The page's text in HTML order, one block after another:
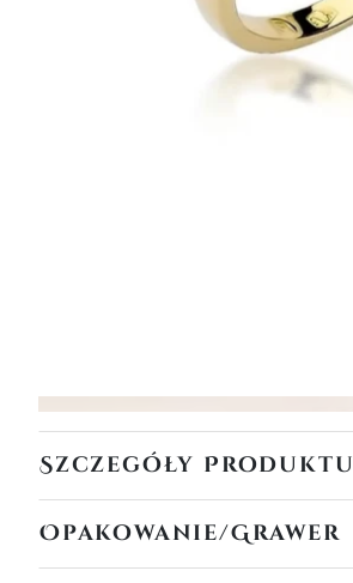
Szczegóły Produktu
Opakowanie/Grawer